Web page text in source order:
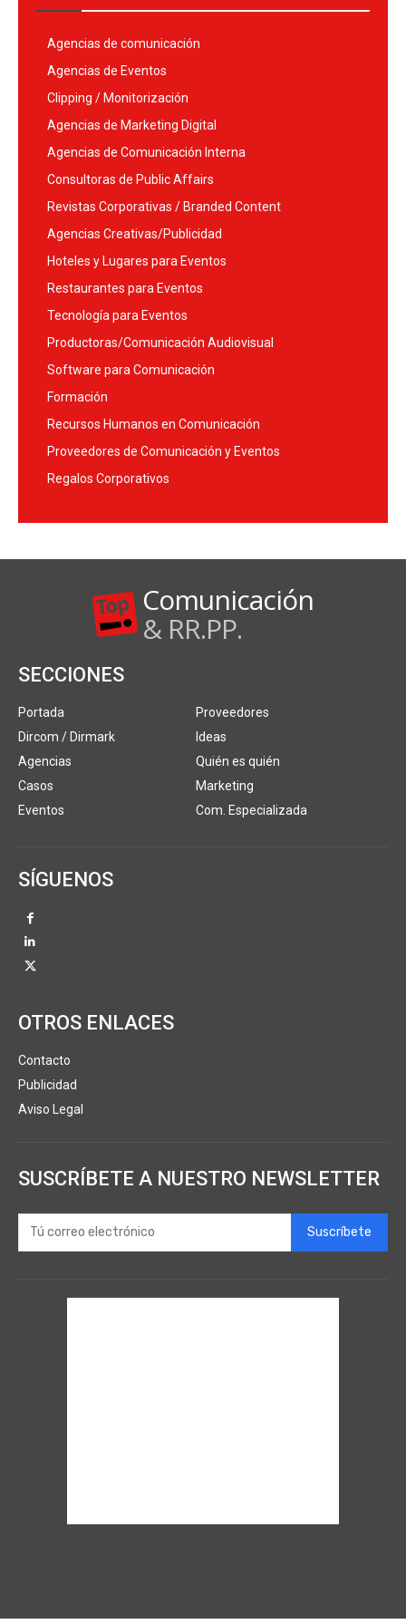
Agencias de comunicación
Agencias de Eventos
Clipping / Monitorización
Agencias de Marketing Digital
Agencias de Comunicación Interna
Consultoras de Public Affairs
Revistas Corporativas / Branded Content
Agencias Creativas/Publicidad
Hoteles y Lugares para Eventos
Restaurantes para Eventos
Tecnología para Eventos
Productoras/Comunicación Audiovisual
Software para Comunicación
Formación
Recursos Humanos en Comunicación
Proveedores de Comunicación y Eventos
Regalos Corporativos
Comunicación
& RR.PP.
SECCIONES
Portada
Dircom / Dirmark
Agencias
Casos
Eventos
Proveedores
Ideas
Quién es quién
Marketing
Com. Especializada
SÍGUENOS
OTROS ENLACES
Contacto
Publicidad
Aviso Legal
SUSCRÍBETE A NUESTRO NEWSLETTER
Suscríbete